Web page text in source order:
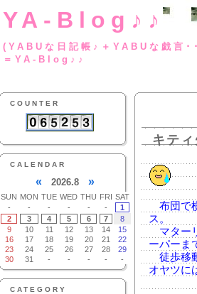
YA-Blog♪♪
(YABUな日記帳♪
＝YA-Blog♪♪
COUNTER
CALENDAR
« 2026.8 »
SUN MON TUE WED THU FRI SAT
-
- - - - -
1
2
3 4 5 6 7
8
9
10 11 12 13 14
15
16
17 18 19 20 21
22
23
24 25 26 27 28
29
30
31 - - - - -
CATEGORY
キテ
布団で
ス。
マター
ーパーま
徒歩移
オヤツに